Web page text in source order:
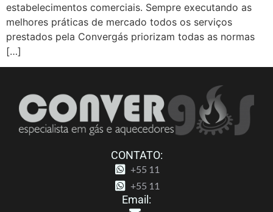
estabelecimentos comerciais. Sempre executando as
melhores práticas de mercado todos os serviços
prestados pela Convergás priorizam todas as normas
[…]
CONTATO:
+55 11
+55 11
Email: